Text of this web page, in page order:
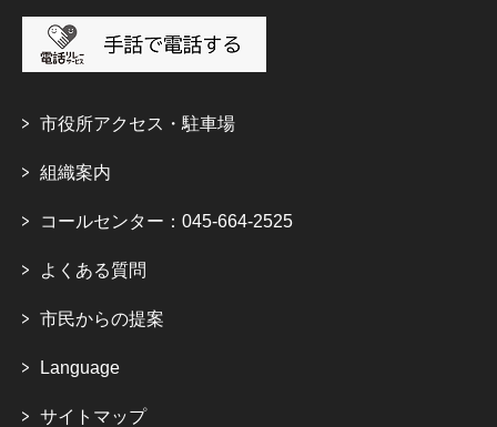
市役所アクセス・駐車場
組織案内
コールセンター：045-664-2525
よくある質問
市民からの提案
Language
サイトマップ